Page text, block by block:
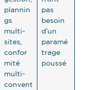
plannin
gs
multi-
sites,
confor
mité
multi-
convent
pas
besoin
d’un
paramé
trage
poussé